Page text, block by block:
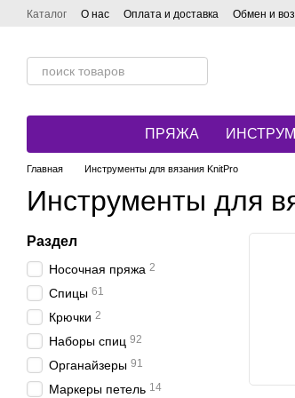
Перейти к основному контенту
Каталог О нас Оплата и доставка Обмен и
ПРЯЖА
Главная Инструменты для вязания KnitPro
Инструменты для
Раздел
Носочная пряжа 2
Спицы 61
Крючки 2
Наборы спиц 92
Органайзеры 91
Маркеры петель 14